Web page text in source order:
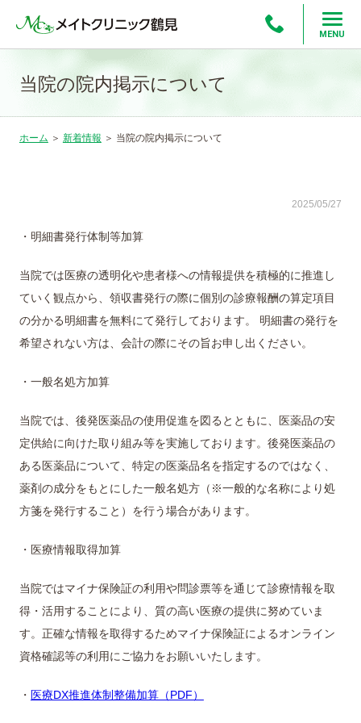
MENU
当院の院内掲示について
ホーム ＞ 新着情報 ＞ 当院の院内掲示について
2025/05/27
・明細書発行体制等加算
当院では医療の透明化や患者様への情報提供を積極的に推進し
ていく観点から、領収書発行の際に個別の診療報酬の算定項目
の分かる明細書を無料にて発行しております。 明細書の発行を
希望されない方は、会計の際にその旨お申し出ください。
・一般名処方加算
当院では、後発医薬品の使用促進を図るとともに、医薬品の安
定供給に向けた取り組み等を実施しております。後発医薬品の
ある医薬品について、特定の医薬品名を指定するのではなく、
薬剤の成分をもとにした一般名処方（※一般的な名称により処
方箋を発行すること）を行う場合があります。
・医療情報取得加算
当院ではマイナ保険証の利用や問診票等を通じて診療情報を取
得・活用することにより、質の高い医療の提供に努めていま
す。正確な情報を取得するためマイナ保険証によるオンライン
資格確認等の利用にご協力をお願いいたします。
・ 医療DX推進体制整備加算（PDF）